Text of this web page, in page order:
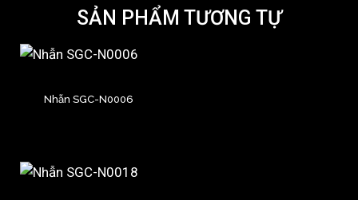
SẢN PHẨM TƯƠNG TỰ
Nhẫn SGC-N0006